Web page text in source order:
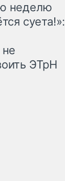
неделю
суета!»:
ЭТрН